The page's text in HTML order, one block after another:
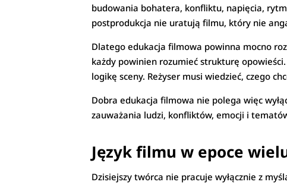
budowania bohatera, konfliktu, napięcia,
postprodukcja nie uratują filmu, który nie
Dlatego edukacja filmowa powinna mocno
każdy powinien rozumieć strukturę
logikę sceny. Reżyser musi wiedzieć, czego
Dobra edukacja filmowa nie polega więc
zauważania ludzi, konfliktów, emocji i
Język filmu w epoce
Dzisiejszy twórca nie pracuje wyłącznie z